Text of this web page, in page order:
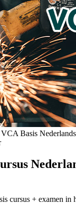
VCA Basis Nederlands
cursus + examen in